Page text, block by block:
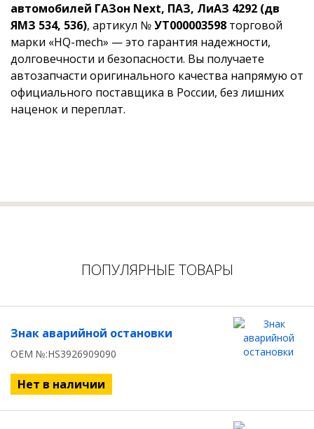
автомобилей ГАЗон Next, ПАЗ, ЛиАЗ 4292 (дв
ЯМЗ 534, 536), артикул №УТ000003598 торговой
марки «HQ-mech» — это гарантия надежности,
долговечности и безопасности. Вы получаете
автозапчасти оригинального качества напрямую от
официального поставщика в России, без лишних
наценок и переплат.
ПОПУЛЯРНЫЕ ТОВАРЫ
Знак аварийной остановки
OEM №:HS3926909090
Нет в наличии